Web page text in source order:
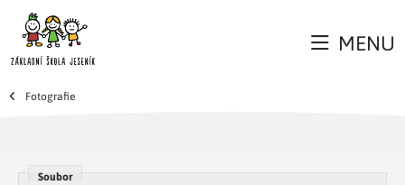
MENU
Fotografie
Soubor